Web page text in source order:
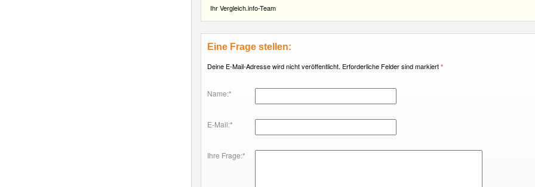
Ihr Vergleich.info-Team
Eine Frage stellen:
Deine E-Mail-Adresse wird nicht veröffentlicht. Erforderliche Felder sind markiert *
Name:*
E-Mail:*
Ihre Frage:*